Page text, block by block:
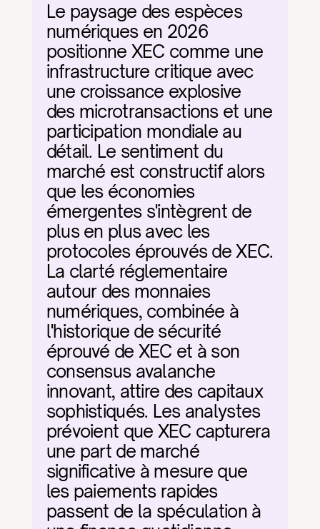
Le paysage des espèces
numériques en 2026
positionne XEC comme une
infrastructure critique avec
une croissance explosive
des microtransactions et une
participation mondiale au
détail. Le sentiment du
marché est constructif alors
que les économies
émergentes s'intègrent de
plus en plus avec les
protocoles éprouvés de XEC.
La clarté réglementaire
autour des monnaies
numériques, combinée à
l'historique de sécurité
éprouvé de XEC et à son
consensus avalanche
innovant, attire des capitaux
sophistiqués. Les analystes
prévoient que XEC capturera
une part de marché
significative à mesure que
les paiements rapides
passent de la spéculation à